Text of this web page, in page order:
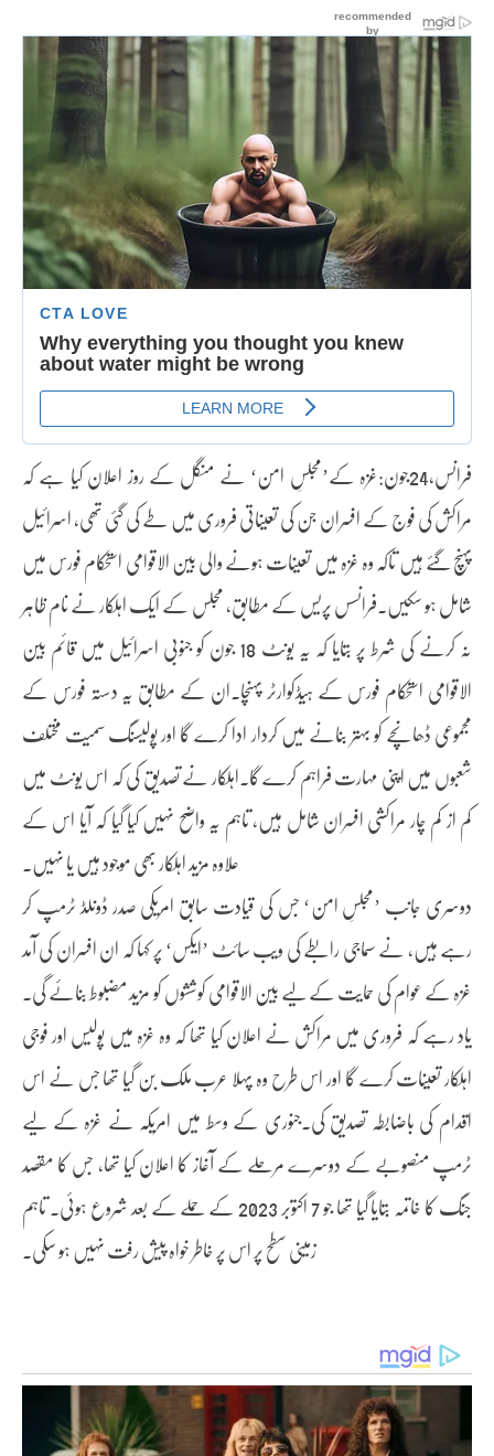
فرانس،24جون:غزہ کے’مجلسِ امن‘ نے منگل کے روز اعلان کیا ہے کہ
مراکش کی فوج کے افسران جن کی تعیناتی فروری میں طے کی گئی تھی، اسرائیل
پہنچ گئے ہیں تاکہ وہ غزہ میں تعینات ہونے والی بین الاقوامی استحکام فورس میں
شامل ہو سکیں۔فرانسس پریس کے مطابق، مجلس کے ایک اہلکار نے نام ظاہر
نہ کرنے کی شرط پر بتایا کہ یہ یونٹ 18 جون کو جنوبی اسرائیل میں قائم بین
الاقوامی استحکام فورس کے ہیڈکوارٹر پہنچا۔ان کے مطابق یہ دستہ فورس کے
مجموعی ڈھانچے کو بہتر بنانے میں کردار ادا کرے گا اور پولیسنگ سمیت مختلف
شعبوں میں اپنی مہارت فراہم کرے گا۔اہلکار نے تصدیق کی کہ اس یونٹ میں
کم از کم چار مراکشی افسران شامل ہیں، تاہم یہ واضح نہیں کیا گیا کہ آیا اس کے
علاوہ مزید اہلکار بھی موجود ہیں یا نہیں۔
دوسری جانب ’مجلسِ امن‘ جس کی قیادت سابق امریکی صدر ڈونلڈ ٹرمپ کر
رہے ہیں، نے سماجی رابطے کی ویب سائٹ ’ایکس‘ پر کہا کہ ان افسران کی آمد
غزہ کے عوام کی حمایت کے لیے بین الاقوامی کوششوں کو مزید مضبوط بنائے گی۔
یاد رہے کہ فروری میں مراکش نے اعلان کیا تھا کہ وہ غزہ میں پولیس اور فوجی
اہلکار تعینات کرے گا اور اس طرح وہ پہلا عرب ملک بن گیا تھا جس نے اس
اقدام کی باضابطہ تصدیق کی۔جنوری کے وسط میں امریکہ نے غزہ کے لیے
ٹرمپ منصوبے کے دوسرے مرحلے کے آغاز کا اعلان کیا تھا، جس کا مقصد
جنگ کا خاتمہ بتایا گیا تھا جو 7 اکتوبر 2023 کے حملے کے بعد شروع ہوئی۔ تاہم
زمینی سطح پر اس پر خاطر خواہ پیش رفت نہیں ہو سکی۔